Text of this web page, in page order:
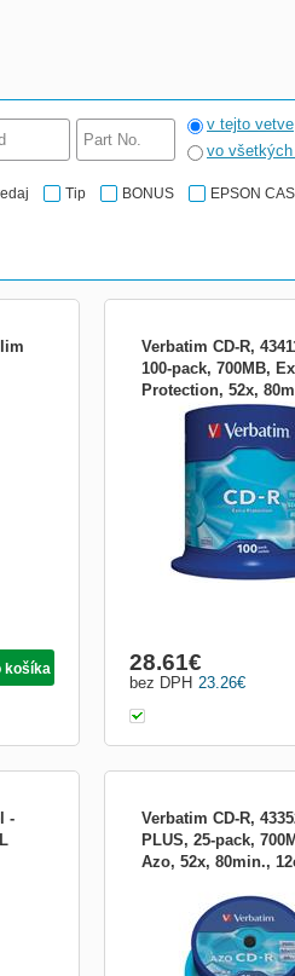
v tejto vetve
vo
Tip BONUS EPSON
52x
košíka
Verbatim CD-R,
100-pack, 700MB,
Protection, 52x,
bez možnosti
VERBATIM CD-R80 700
Protection Balení 100
nabízí maximální
kapacitu 700 MB a
UV záření. ZÁKLADNÍ
Kapacita: 700 MB Počet
100 Max. zapisovací
23.26€
bez DPH
28.61€
-
Verbatim CD-R,
PLUS, 25-pack,
Azo, 52x, 80min.,
technologii MKM/
že každá nahrávka bude
kvalitě. Díky vývojovému
společnosti Mitsubishi
spolupráci s výrobci
široká kompatibilita ...